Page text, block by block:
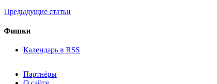
Предыдущие статьи
Фишки
Календарь в RSS
Партнёры